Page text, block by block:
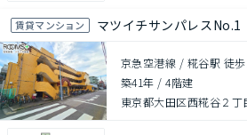
賃貸マンション マツイチサンパレスNo.1
京急空港線 / 糀谷駅 徒
築41年 /4階建
東京都大田区西糀谷２丁